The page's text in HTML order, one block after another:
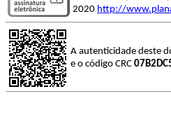
2020 http://
A autenticidade deste
e o código CRC